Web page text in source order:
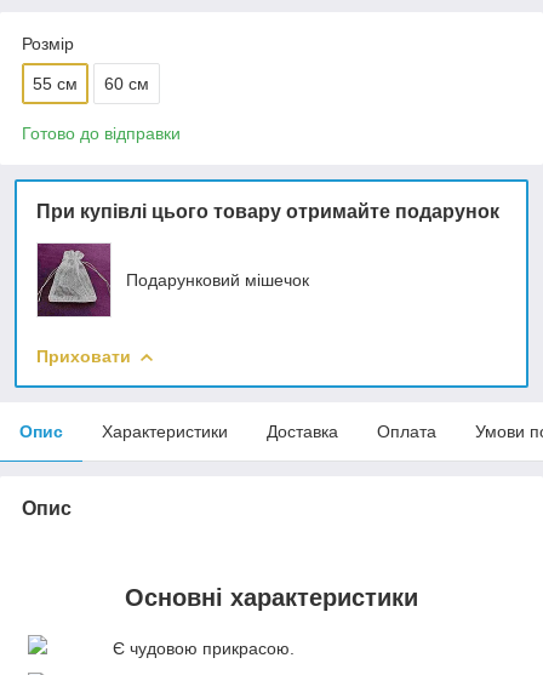
Розмір
55 см 60 см
Готово до відправки
При купівлі цього товару отримайте подарунок
Подарунковий мішечок
Приховати
Опис Характеристики Доставка Оплата Умови
Опис
Основні характеристики
Є чудовою прикрасою.